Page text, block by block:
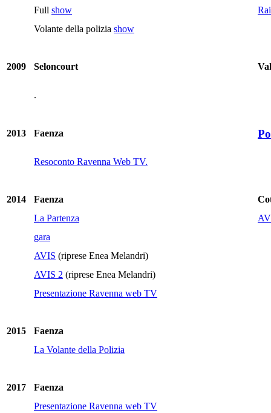
Full show
Volante della polizia show
2009 Seloncourt
.
2013 Faenza
Resoconto Ravenna Web TV.
2014 Faenza
La Partenza
gara
AVIS (riprese Enea Melandri)
AVIS 2 (riprese Enea Melandri)
Presentazione Ravenna web TV
2015
Faenza
La Volante della Polizia
2017
Faenza
Presentazione Ravenna web TV